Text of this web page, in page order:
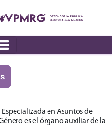
en Asuntos de
es el órgano auxiliar de la